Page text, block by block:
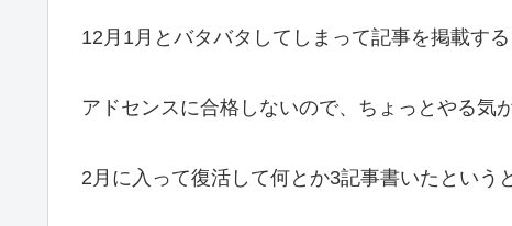
12月1月とバタバタしてしまって記事を掲載す
アドセンスに合格しないので、ちょっとやる気
2月に入って復活して何とか3記事書いたという